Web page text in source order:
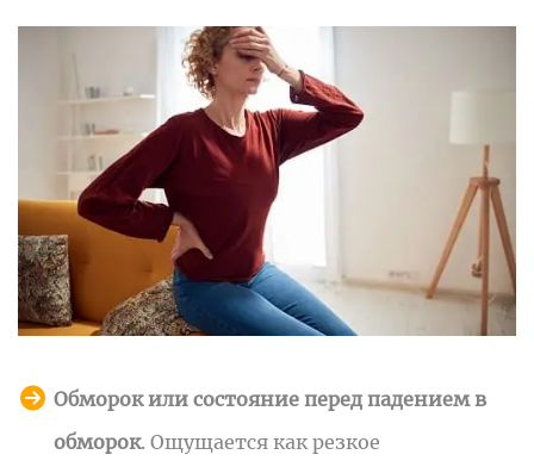
Обморок или состояние перед падением в
обморок. Ощущается как резкое